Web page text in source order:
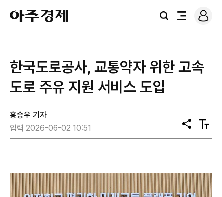
아
주
경
검
전
로
그
한국도로공사, 교통약자 위한 고속
도로 주유 지원 서비스 도입
홍승우 기자
입력 2026-06-02 10:51
공
유
텍
스